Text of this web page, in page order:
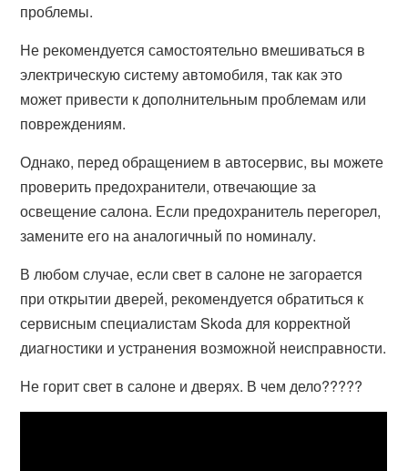
проблемы.
Не рекомендуется самостоятельно вмешиваться в
электрическую систему автомобиля, так как это
может привести к дополнительным проблемам или
повреждениям.
Однако, перед обращением в автосервис, вы можете
проверить предохранители, отвечающие за
освещение салона. Если предохранитель перегорел,
замените его на аналогичный по номиналу.
В любом случае, если свет в салоне не загорается
при открытии дверей, рекомендуется обратиться к
сервисным специалистам Skoda для корректной
диагностики и устранения возможной неисправности.
Не горит свет в салоне и дверях. В чем дело?????